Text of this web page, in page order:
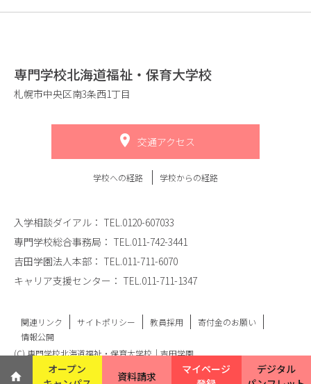
専門学校北海道福祉・保育大学校
札幌市中央区南3条西1丁目
交通アクセス
学校への経路 学校からの経路
入学相談ダイアル： TEL.0120-607033
専門学校総合事務局： TEL.011-742-3441
吉田学園法人本部： TEL.011-711-6070
キャリア支援センター： TEL.011-711-1347
関連リンク サイトポリシー 教員採用
寄付金のお願い
情報公開
(C) 専門学校北海道福祉・保育大学校｜吉田学園
オープン
資料請求
マイページ
デジタル